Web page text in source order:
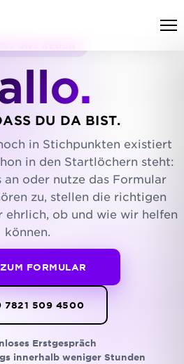
DU DA BIST.
in Stichpunkten existiert
in den Startlöchern steht:
an oder nutze das Formular
zu, stellen die richtigen
ehrlich, ob und wie wir helfen
können.
FORMULAR
7821 509 4500
Erstgespräch
innerhalb weniger Stunden